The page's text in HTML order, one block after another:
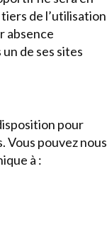
de l’utilisation
absence
de ses sites
pour
Vous pouvez nous
à :